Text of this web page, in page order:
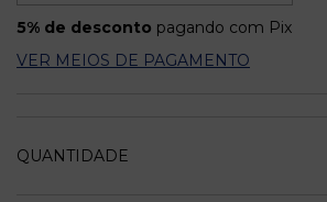
5% de desconto pagando com Pix
VER MEIOS DE PAGAMENTO
QUANTIDADE